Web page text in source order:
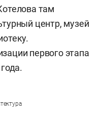
там
центр, музей
первого этапа